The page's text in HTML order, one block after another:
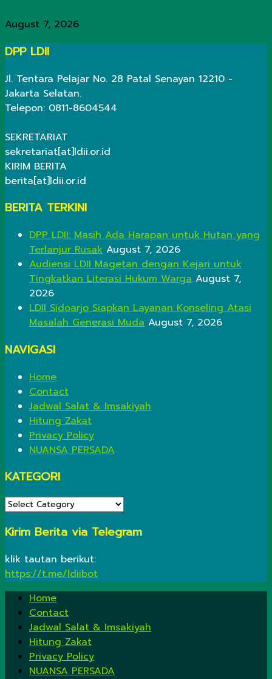
August 7, 2026
DPP LDII
Jl. Tentara Pelajar No. 28 Patal Senayan 12210 -
Jakarta Selatan.
Telepon: 0811-8604544
SEKRETARIAT
sekretariat[at]ldii.or.id
KIRIM BERITA
berita[at]ldii.or.id
BERITA TERKINI
DPP LDII: Masih Ada Harapan untuk Hutan yang
Terlanjur Rusak August 7, 2026
Audiensi LDII Magetan dengan Kejari untuk
Tingkatkan Literasi Hukum Warga August 7,
2026
LDII Sidoarjo Siapkan Layanan Konseling Atasi
Masalah Generasi Muda August 7, 2026
NAVIGASI
Home
Contact
Jadwal Salat & Imsakiyah
Hitung Zakat
Privacy Policy
NUANSA PERSADA
KATEGORI
KATEGORI
Kirim Berita via Telegram
klik tautan berikut:
https://t.me/ldiibot
Home
Contact
Jadwal Salat & Imsakiyah
Hitung Zakat
Privacy Policy
NUANSA PERSADA